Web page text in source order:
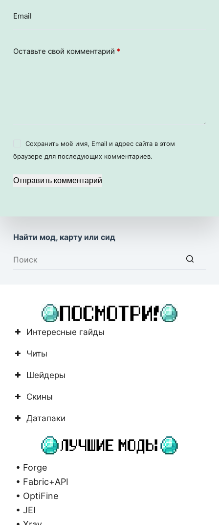
Email
Оставьте свой комментарий *
Сохранить моё имя, Email и адрес сайта в этом
браузере для последующих комментариев.
Отправить комментарий
Найти мод, карту или сид
Интересные гайды
Читы
Шейдеры
Скины
Датапаки
• Forge
• Fabric+API
• OptiFine
• JEI